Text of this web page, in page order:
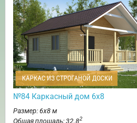
КАРКАС ИЗ СТРОГАНОЙ ДОСКИ
№84 Каркасный дом 6х8
Размер: 6х8 м
Общая площадь: 32.82